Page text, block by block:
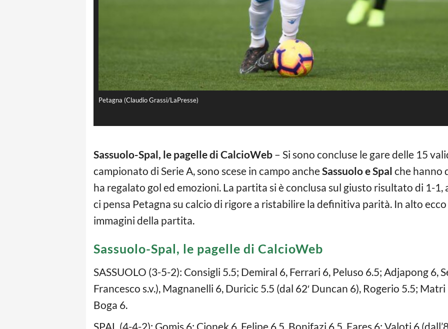
Petagna (Claudio Grassi/LaPresse)
Sassuolo-Spal, le pagelle di CalcioWeb – Si sono concluse le gare delle 15
campionato di Serie A, sono scese in campo ancheSassuolo e Spal che hanno
ha regalato gol ed emozioni. La partita si è conclusa sul giusto risultato di 1-1,
ci pensa Petagna su calcio di rigore a ristabilire la definitiva parità. In alto
immagini della partita.
Sassuolo-Spal, le pagelle di CalcioWeb
SASSUOLO (3-5-2): Consigli 5.5; Demiral 6, Ferrari 6, Peluso 6.5; Adjapong 6,
Francesco s.v.), Magnanelli 6, Duricic 5.5 (dal 62′ Duncan 6), Rogerio 5.5; Matri
Boga 6.
SPAL (4-4-2): Gomis 6; Cionek 6, Felipe 6.5, Bonifazi 6.5, Fares 6; Valoti 6